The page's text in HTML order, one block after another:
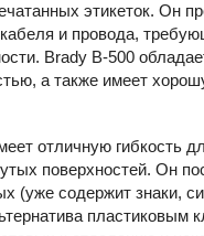
этикеток. Он
и провода,
Brady B-500
а также имеет
отличную гибкость
поверхностей. Он
(уже содержит знаки,
пластиковым